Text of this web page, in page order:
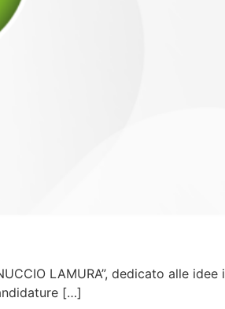
LAMURA”, dedicato alle
[…]